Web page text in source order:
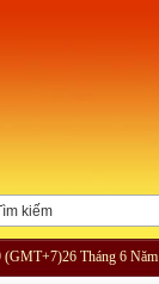
(GMT+7)26 Tháng 6